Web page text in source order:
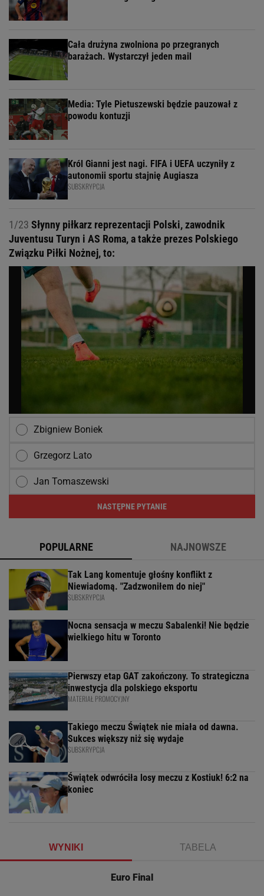
Cała drużyna zwolniona po przegranych
barażach. Wystarczył jeden mail
Media: Tyle Pietuszewski będzie pauzował z
powodu kontuzji
Król Gianni jest nagi. FIFA i UEFA uczyniły z
autonomii sportu stajnię Augiasza
SUBSKRYPCJA
1/23 Słynny piłkarz reprezentacji Polski, zawodnik
Juventusu Turyn i AS Roma, a także prezes Polskiego
Związku Piłki Nożnej, to:
Zbigniew Boniek
Grzegorz Lato
Jan Tomaszewski
NASTĘPNE PYTANIE
POPULARNE NAJNOWSZE
Tak Lang komentuje głośny konflikt z
Niewiadomą. "Zadzwoniłem do niej"
SUBSKRYPCJA
Nocna sensacja w meczu Sabalenki! Nie będzie
wielkiego hitu w Toronto
Pierwszy etap GAT zakończony. To strategiczna
inwestycja dla polskiego eksportu
MATERIAŁ PROMOCYJNY
Takiego meczu Świątek nie miała od dawna.
Sukces większy niż się wydaje
SUBSKRYPCJA
Świątek odwróciła losy meczu z Kostiuk! 6:2 na
koniec
WYNIKI TABELA
Euro Final